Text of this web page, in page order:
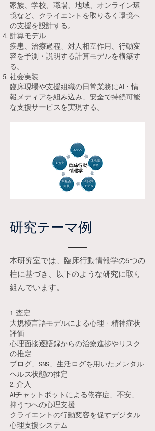
家族、学校、職場、地域、オンライン環
境など、クライエントを取り巻く環境へ
の支援を設計する。
計算モデル
疾患、治療過程、対人相互作用、行動変
容を予測・説明する計算モデルを構築す
る。
社会実装
臨床現場や支援組織の日常業務にAI・情
報メディアを組み込み、安全で持続可能
な支援サービスを実現する。
研究テーマ例
本研究室では、臨床行動情報学の5つの
柱に基づき、以下のような研究に取り
組んでいます。
1. 査定
大規模言語モデルによる心理・精神症状
評価
心理面接逐語録からの治療進捗やリスク
の推定
ブログ、SNS、生活ログを用いたメンタル
ヘルス状態の推定
2. 介入
AIチャットボットによる依存症、不安、
抑うつへの心理支援
クライエントの行動変容を促すデジタル
心理支援システム